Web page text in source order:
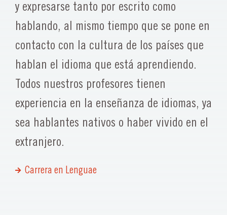
y expresarse tanto por escrito como
hablando, al mismo tiempo que se pone en
contacto con la cultura de los países que
hablan el idioma que está aprendiendo.
Todos nuestros profesores tienen
experiencia en la enseñanza de idiomas, ya
sea hablantes nativos o haber vivido en el
extranjero.
Carrera en Lenguae